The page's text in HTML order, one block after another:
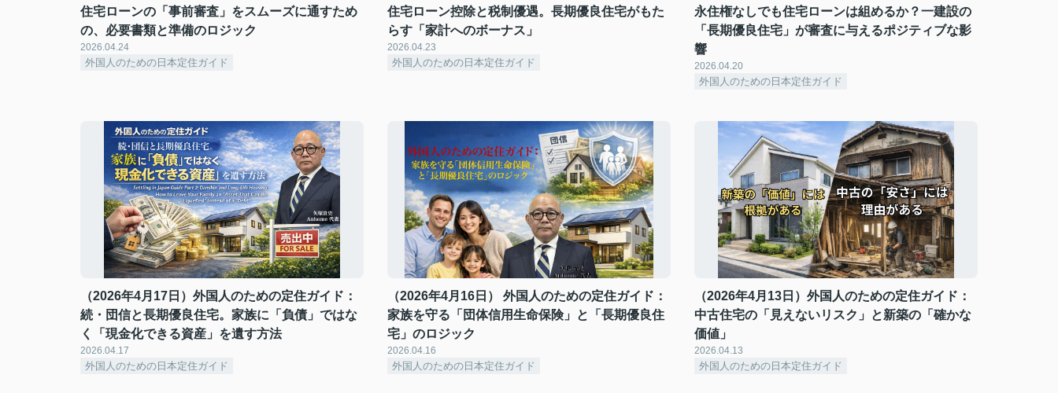
住宅ローンの「事前審査」をスムーズに通すため
の、必要書類と準備のロジック
2026.04.24
外国人のための日本定住ガイド
住宅ローン控除と税制優遇。長期優良住宅がもた
らす「家計へのボーナス」
2026.04.23
外国人のための日本定住ガイド
永住権なしでも住宅ローンは組めるか？一建設の
「長期優良住宅」が審査に与えるポジティブな影
響
2026.04.20
外国人のための日本定住ガイド
（2026年4月17日）外国人のための定住ガイド：
続・団信と長期優良住宅。家族に「負債」ではな
く「現金化できる資産」を遺す方法
2026.04.17
外国人のための日本定住ガイド
（2026年4月16日） 外国人のための定住ガイド：
家族を守る「団体信用生命保険」と「長期優良住
宅」のロジック
2026.04.16
外国人のための日本定住ガイド
（2026年4月13日）外国人のための定住ガイド：
中古住宅の「見えないリスク」と新築の「確かな
価値」
2026.04.13
外国人のための日本定住ガイド